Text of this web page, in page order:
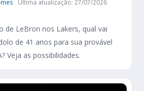
Última atualização: 27/07/2026
de LeBron nos Lakers, qual vai
de 41 anos para sua provável
Veja as possibilidades.